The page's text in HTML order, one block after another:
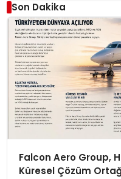
Son Dakika
Falcon Aero Group,
Küresel Çözüm